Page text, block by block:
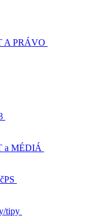
A PRÁVO
a MÉDIÁ
tipy